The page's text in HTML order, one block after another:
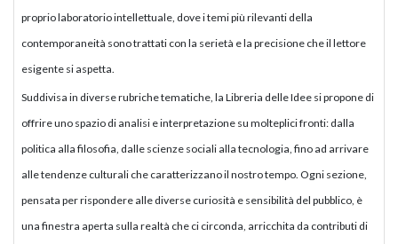
proprio laboratorio intellettuale, dove i temi più rilevanti della
contemporaneità sono trattati con la serietà e la precisione che il lettore
esigente si aspetta.
Suddivisa in diverse rubriche tematiche, la Libreria delle Idee si propone di
offrire uno spazio di analisi e interpretazione su molteplici fronti: dalla
politica alla filosofia, dalle scienze sociali alla tecnologia, fino ad arrivare
alle tendenze culturali che caratterizzano il nostro tempo. Ogni sezione,
pensata per rispondere alle diverse curiosità e sensibilità del pubblico, è
una finestra aperta sulla realtà che ci circonda, arricchita da contributi di